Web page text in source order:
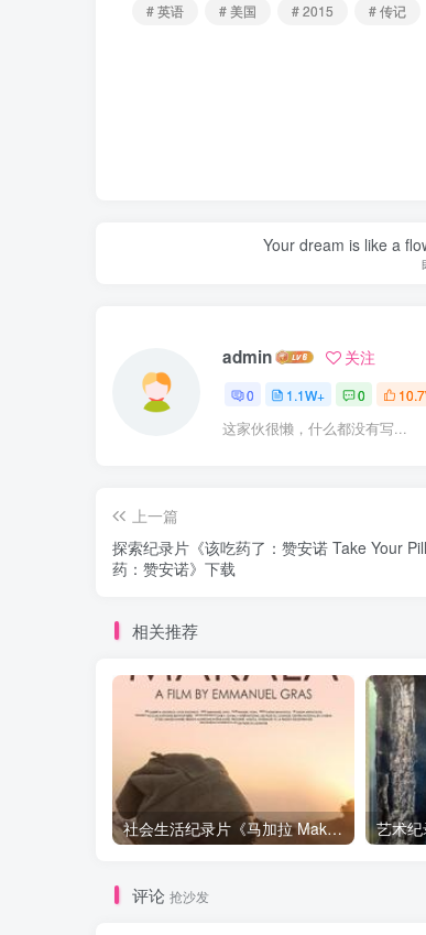
# 英语
# 美国 # 2015 # 传记
Your dream is like a
admin 关注
0 1.1W+ 0
这家伙很懒，什么都没有写...
上一篇
探索纪录片《该吃药了：赞安诺 Take Your
药：赞安诺》下载
相关推荐
社会生活纪录片《马加拉 Makala》下载
评论 抢沙发